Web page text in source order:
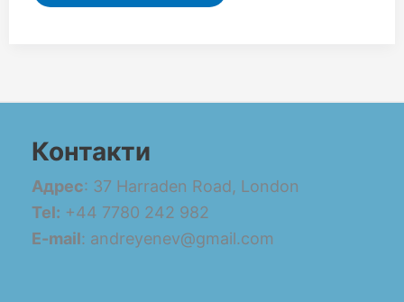
Контакти
Адрес: 37 Harraden Road, London
Tel: +44 7780 242 982
E-mail: andreyenev@gmail.com